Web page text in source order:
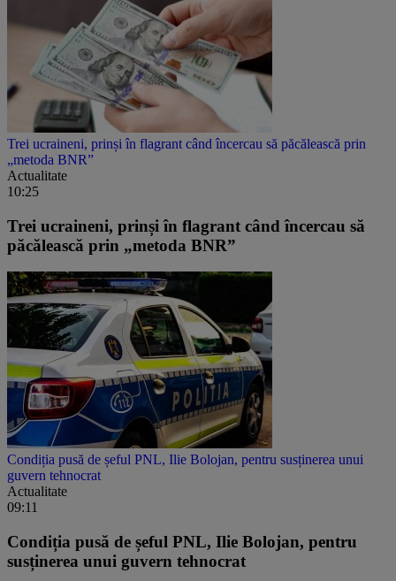
Trei ucraineni, prinși în flagrant când încercau să păcălească prin
„metoda BNR”
Actualitate
10:25
Trei ucraineni, prinși în flagrant când încercau să
păcălească prin „metoda BNR”
Condiția pusă de șeful PNL, Ilie Bolojan, pentru susținerea unui
guvern tehnocrat
Actualitate
09:11
Condiția pusă de șeful PNL, Ilie Bolojan, pentru
susținerea unui guvern tehnocrat